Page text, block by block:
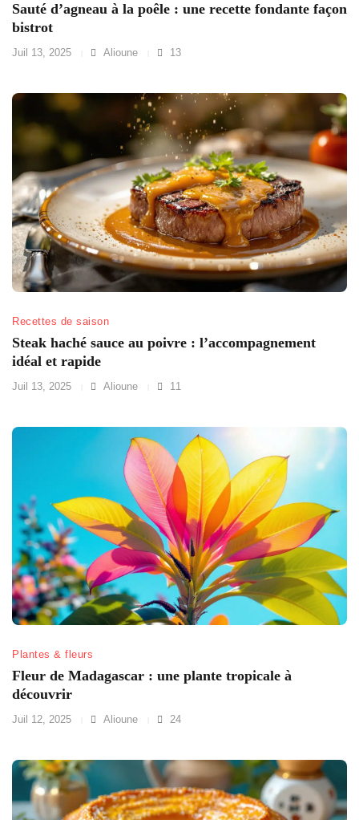
Sauté d’agneau à la poêle : une recette fondante façon
bistrot
Juil 13, 2025 Alioune 13
Recettes de saison
Steak haché sauce au poivre : l’accompagnement
idéal et rapide
Juil 13, 2025 Alioune 11
Plantes & fleurs
Fleur de Madagascar : une plante tropicale à
découvrir
Juil 12, 2025 Alioune 24